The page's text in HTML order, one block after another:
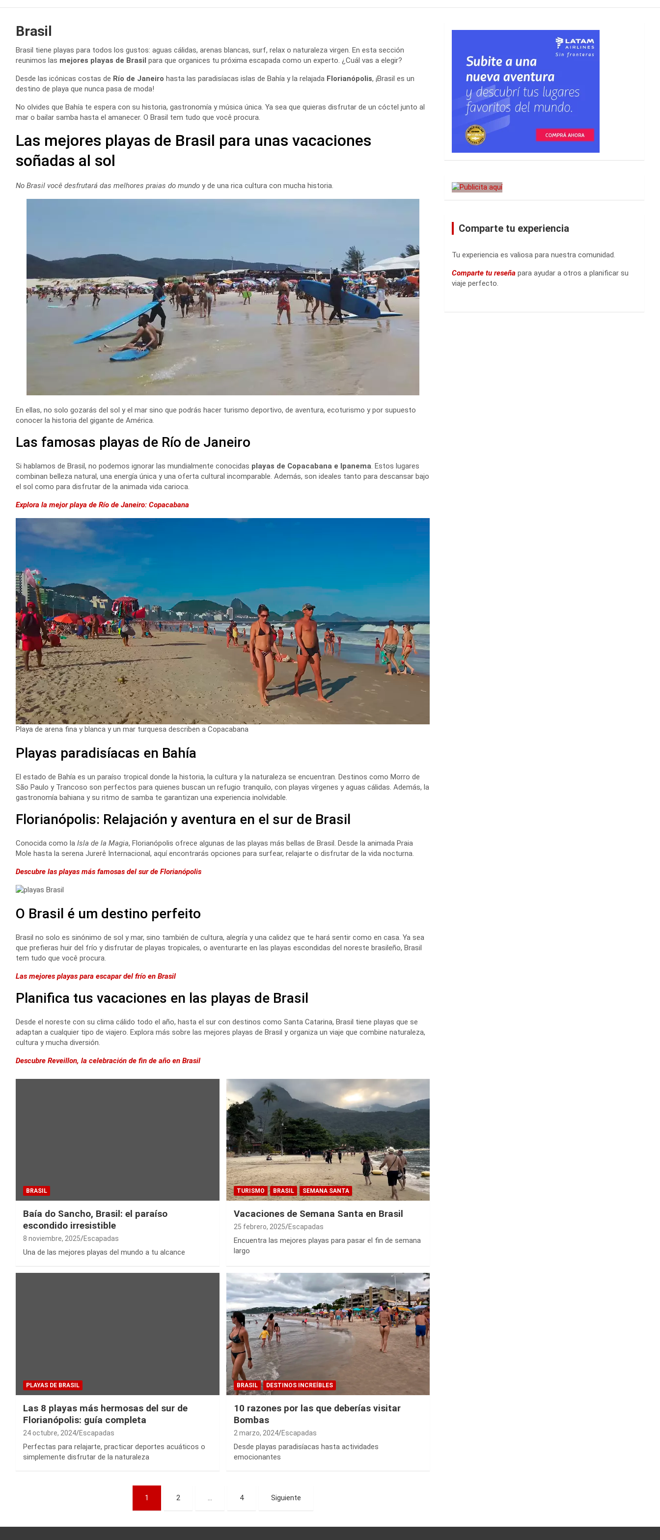
Brasil
Brasil tiene playas para todos los gustos: aguas cálidas, arenas blancas, surf, relax o naturaleza virgen. En esta sección
reunimos las mejores playas de Brasil para que organices tu próxima escapada como un experto. ¿Cuál vas a elegir?
Desde las icónicas costas de Río de Janeiro hasta las paradisíacas islas de Bahía y la relajada Florianópolis, ¡Brasil es un
destino de playa que nunca pasa de moda!
No olvides que Bahía te espera con su historia, gastronomía y música única. Ya sea que quieras disfrutar de un cóctel junto al
mar o bailar samba hasta el amanecer. O Brasil tem tudo que você procura.
Las mejores playas de Brasil para unas vacaciones
soñadas al sol
No Brasil você desfrutará das melhores praias do mundo y de una rica cultura con mucha historia.
En ellas, no solo gozarás del sol y el mar sino que podrás hacer turismo deportivo, de aventura, ecoturismo y por supuesto
conocer la historia del gigante de América.
Las famosas playas de Río de Janeiro
Si hablamos de Brasil, no podemos ignorar las mundialmente conocidas playas de Copacabana e Ipanema . Estos lugares
combinan belleza natural, una energía única y una oferta cultural incomparable. Además, son ideales tanto para descansar bajo
el sol como para disfrutar de la animada vida carioca.
Explora la mejor playa de Río de Janeiro: Copacabana
Playa de arena fina y blanca y un mar turquesa describen a Copacabana
Playas paradisíacas en Bahía
El estado de Bahía es un paraíso tropical donde la historia, la cultura y la naturaleza se encuentran. Destinos como Morro de
São Paulo y Trancoso son perfectos para quienes buscan un refugio tranquilo, con playas vírgenes y aguas cálidas. Además, la
gastronomía bahiana y su ritmo de samba te garantizan una experiencia inolvidable.
Florianópolis: Relajación y aventura en el sur de Brasil
Conocida como la Isla de la Magia, Florianópolis ofrece algunas de las playas más bellas de Brasil. Desde la animada Praia
Mole hasta la serena Jurerê Internacional, aquí encontrarás opciones para surfear, relajarte o disfrutar de la vida nocturna.
Descubre las playas más famosas del sur de Florianópolis
O Brasil é um destino perfeito
Brasil no solo es sinónimo de sol y mar, sino también de cultura, alegría y una calidez que te hará sentir como en casa. Ya sea
que prefieras huir del frío y disfrutar de playas tropicales, o aventurarte en las playas escondidas del noreste brasileño, Brasil
tem tudo que você procura.
Las mejores playas para escapar del frío en Brasil
Planifica tus vacaciones en las playas de Brasil
Desde el noreste con su clima cálido todo el año, hasta el sur con destinos como Santa Catarina, Brasil tiene playas que se
adaptan a cualquier tipo de viajero. Explora más sobre las mejores playas de Brasil y organiza un viaje que combine naturaleza,
cultura y mucha diversión.
Descubre Reveillon, la celebración de fin de año en Brasil
BRASIL
Baía do Sancho, Brasil: el paraíso
escondido irresistible
8 noviembre, 2025 Escapadas
Una de las mejores playas del mundo a tu alcance
TURISMO BRASIL SEMANA SANTA
Vacaciones de Semana Santa en Brasil
25 febrero, 2025 Escapadas
Encuentra las mejores playas para pasar el fin de semana
largo
PLAYAS DE BRASIL
Las 8 playas más hermosas del sur de
Florianópolis: guía completa
24 octubre, 2024 Escapadas
Perfectas para relajarte, practicar deportes acuáticos o
simplemente disfrutar de la naturaleza
BRASIL DESTINOS INCREÍBLES
10 razones por las que deberías visitar
Bombas
2 marzo, 2024 Escapadas
Desde playas paradisíacas hasta actividades
emocionantes
1 2 … 4 Siguiente
Comparte tu experiencia
Tu experiencia es valiosa para nuestra comunidad.
Comparte tu reseña para ayudar a otros a planificar su
viaje perfecto.